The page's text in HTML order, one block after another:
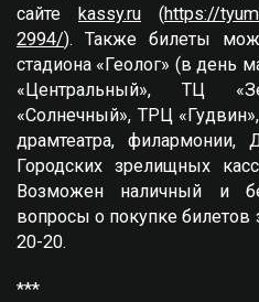
сайте kassy.ru (https://
2994/). Также билеты
стадиона «Геолог» (в день
«Центральный», ТЦ
«Солнечный», ТРЦ
драмтеатра,
Городских зрелищных
Возможен наличный и
вопросы о покупке билетов
20-20.
***